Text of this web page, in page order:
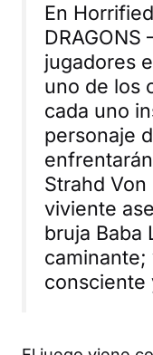
En
DRAGONS
jugadores
uno de los
cada uno
personaje
Strahd
viviente
bruja Baba
caminante;
consciente